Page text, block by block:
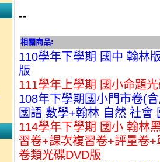
--
相關商品:
110學年下學期 國中 翰林
版
111學年上學期 國小命題
108年下學期國小門市卷(
國語 數學+翰林 自然 社會
114學年下學期 國小 翰林
習卷+課次複習卷+評量卷
卷類光碟DVD版